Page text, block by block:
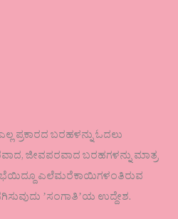
ಪ್ರಕಾರದ ಬರಹಳನ್ನು ಓದಲು
ಜೀವಪರವಾದ ಬರಹಗಳನ್ನು ಮಾತ್ರ
ಎಲೆಮರೆಕಾಯಿಗಳಂತಿರುವ
ʼಸಂಗಾತಿʼಯ ಉದ್ದೇಶ.